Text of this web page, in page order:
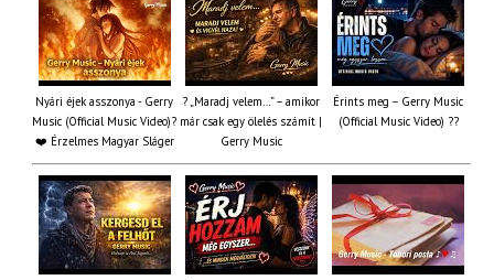
Nyári éjek asszonya - Gerry
Music (Official Music Video)?
❤️ Érzelmes Magyar Sláger
? „Maradj velem…” – amikor
már csak egy ölelés számít |
Gerry Music
Érints meg – Gerry Music
(Official Music Video) ??